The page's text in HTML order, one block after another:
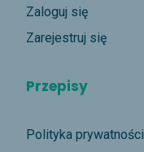
Zaloguj się
Zarejestruj się
Przepisy
Polityka prywatności